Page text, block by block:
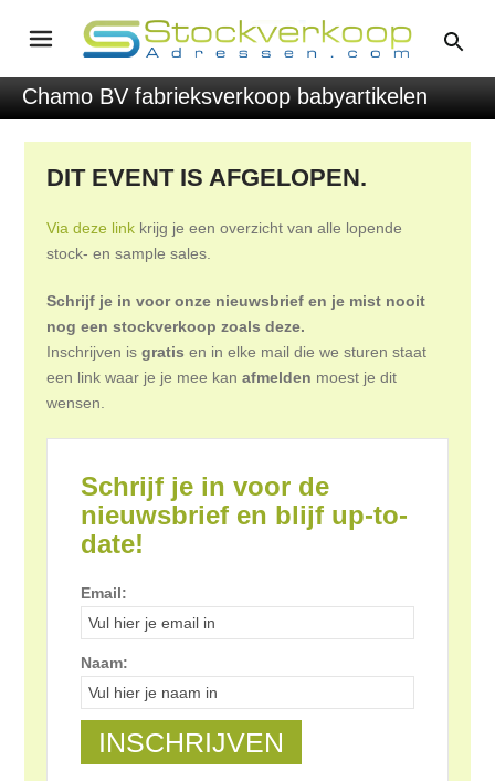
Chamo BV fabrieksverkoop babyartikelen
DIT EVENT IS AFGELOPEN.
Via deze link krijg je een overzicht van alle lopende
stock- en sample sales.
Schrijf je in voor onze nieuwsbrief en je mist nooit
nog een stockverkoop zoals deze.
Inschrijven isgratis en in elke mail die we sturen staat
een link waar je je mee kanafmelden moest je dit
wensen.
Schrijf je in voor de
nieuwsbrief en blijf up-to-
date!
Email:
Naam: